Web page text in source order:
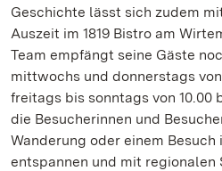
Geschichte lässt sich zudem
Auszeit im 1819 Bistro am
Team empfängt seine Gäste
mittwochs und donnerstags von
freitags bis sonntags von 10.00
die Besucherinnen und
Wanderung oder einem Besuch
entspannen und mit regionalen